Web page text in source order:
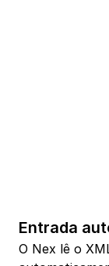
Entrada
O Nex lê o